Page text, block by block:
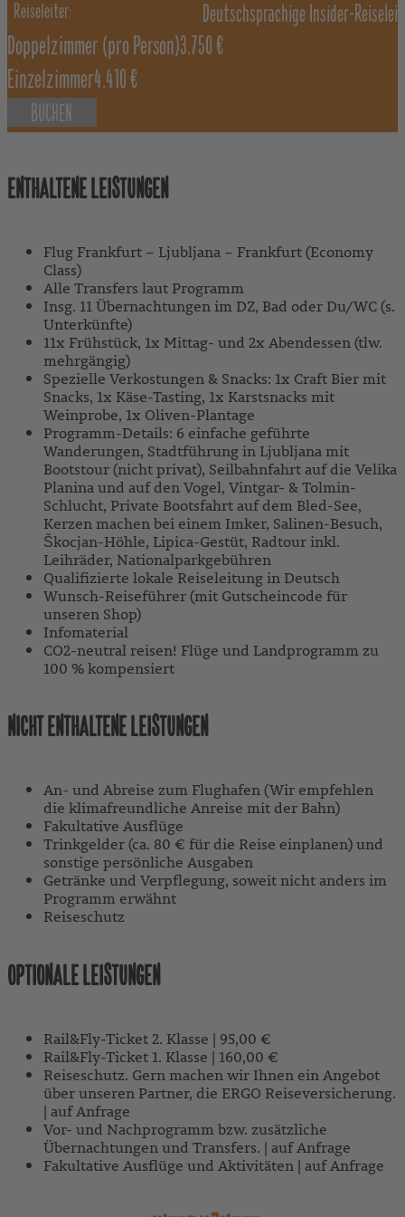
Deutschsprachige Insider-Reiselei
Doppelzimmer (pro Person)3.750 €
Einzelzimmer4.410 €
BUCHEN
ENTHALTENE LEISTUNGEN
Flug Frankfurt – Ljubljana – Frankfurt (Economy
Class)
Alle Transfers laut Programm
Insg. 11 Übernachtungen im DZ, Bad oder Du/WC (s.
Unterkünfte)
11x Frühstück, 1x Mittag- und 2x Abendessen (tlw.
mehrgängig)
Spezielle Verkostungen & Snacks: 1x Craft Bier mit
Snacks, 1x Käse-Tasting, 1x Karstsnacks mit
Weinprobe, 1x Oliven-Plantage
Programm-Details: 6 einfache geführte
Wanderungen, Stadtführung in Ljubljana mit
Bootstour (nicht privat), Seilbahnfahrt auf die Velika
Planina und auf den Vogel, Vintgar- & Tolmin-
Schlucht, Private Bootsfahrt auf dem Bled-See,
Kerzen machen bei einem Imker, Salinen-Besuch,
Škocjan-Höhle, Lipica-Gestüt, Radtour inkl.
Leihräder, Nationalparkgebühren
Qualifizierte lokale Reiseleitung in Deutsch
Wunsch-Reiseführer (mit Gutscheincode für
unseren Shop)
Infomaterial
CO2-neutral reisen! Flüge und Landprogramm zu
100 % kompensiert
NICHT ENTHALTENE LEISTUNGEN
An- und Abreise zum Flughafen (Wir empfehlen
die klimafreundliche Anreise mit der Bahn)
Fakultative Ausflüge
Trinkgelder (ca. 80 € für die Reise einplanen) und
sonstige persönliche Ausgaben
Getränke und Verpflegung, soweit nicht anders im
Programm erwähnt
Reiseschutz
OPTIONALE LEISTUNGEN
Rail&Fly-Ticket 2. Klasse | 95,00 €
Rail&Fly-Ticket 1. Klasse | 160,00 €
Reiseschutz. Gern machen wir Ihnen ein Angebot
über unseren Partner, die ERGO Reiseversicherung.
| auf Anfrage
Vor- und Nachprogramm bzw. zusätzliche
Übernachtungen und Transfers. | auf Anfrage
Fakultative Ausflüge und Aktivitäten | auf Anfrage